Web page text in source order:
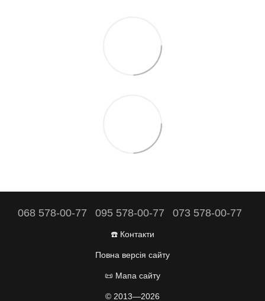
068 578-00-77 095 578-00-77 073 578-00-77
☎️ Контакти
Повна версія сайту
📜 Мапа сайту
© 2013—2026